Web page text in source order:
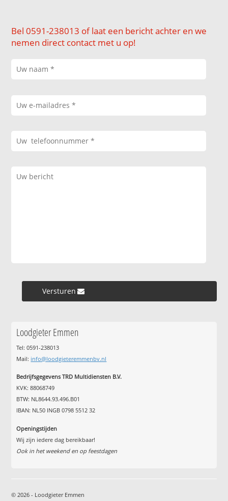
Bel 0591-238013 of laat een bericht achter en we
nemen direct contact met u op!
Versturen »
Loodgieter Emmen
Tel: 0591-238013
Mail: info@loodgieteremmenbv.nl
Bedrijfsgegevens TRD Multidiensten B.V.
KVK: 88068749
BTW: NL8644.93.496.B01
IBAN: NL50 INGB 0798 5512 32
Openingstijden
Wij zijn iedere dag bereikbaar!
Ook in het weekend en op feestdagen
© 2026 - Loodgieter Emmen